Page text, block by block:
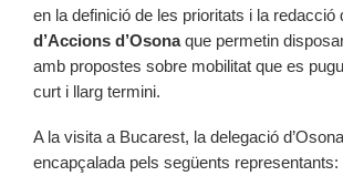
en la definició de les prioritats i la redacció
d’Accions d’Osonaque permetin
amb propostes sobre mobilitat que es
curt i llarg termini.
A la visita a Bucarest, la delegació
encapçalada pels següents representants: